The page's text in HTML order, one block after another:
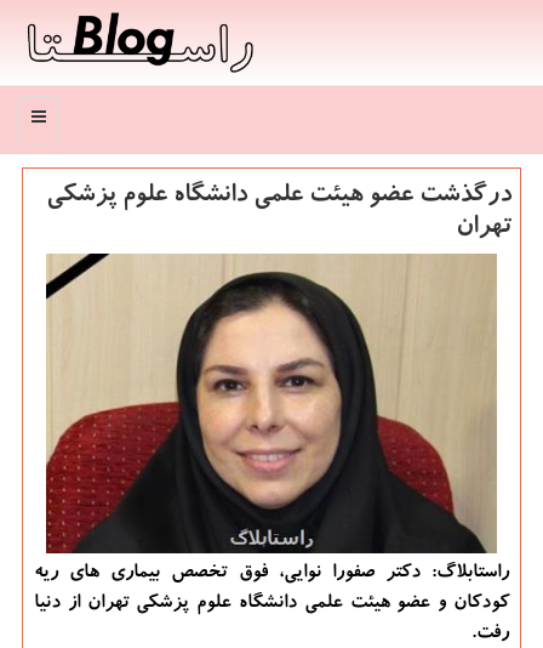
منو
درگذشت عضو هیئت علمی دانشگاه علوم پزشكی
تهران
راستابلاگ: دكتر صفورا نوایی، فوق تخصص بیماری های ریه
كودكان و عضو هیئت علمی دانشگاه علوم پزشكی تهران از دنیا
رفت.